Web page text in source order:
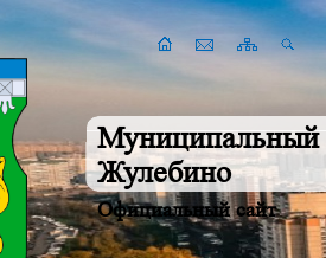
Муниципальный
Жулебино
Официальный сайт